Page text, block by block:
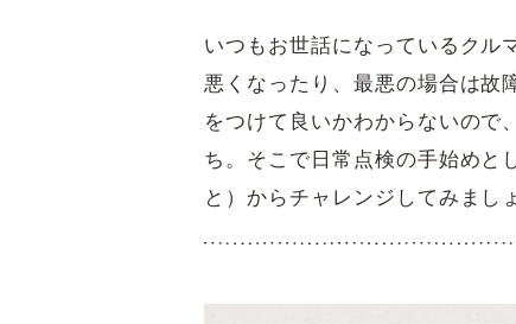
いつもお世話になっているクル
悪くなったり、最悪の場合は故
をつけて良いかわからないので
ち。そこで日常点検の手始めと
と）からチャレンジしてみまし